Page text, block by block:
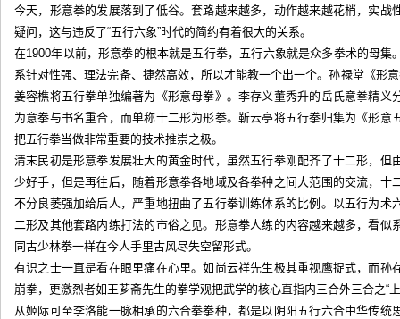
今天，形意拳的发展落到了低谷。套路越来越多，动作越来越花梢，实战
疑问，这与违反了“五行六象”时代的简约有着很大的关系。
在1900年以前，形意拳的根本就是五行拳，五行六象就是众多拳术的母
系针对性强、理法完备、捷然高效，所以才能教一个出一个。孙禄堂《形
姜容樵将五行拳单独编著为《形意母拳》。李存义董秀升的岳氏意拳精义
为意拳与书名重合，而单称十二形为形拳。靳云亭将五行拳归集为《形意
把五行拳当做非常重要的技术推崇之极。
清末民初是形意拳发展壮大的黄金时代，虽然五行拳刚配齐了十二形，但
少好手，但是再往后，随着形意拳各地域及各拳种之间大范围的交流，十
不分良萎强加给后人，严重地扭曲了五行拳训练体系的比例。以五行为术
二形及其他套路内练打法的市俗之见。形意拳人练的内容越来越多，看似
同古少林拳一样在今人手里古风尽失空留形式。
有识之士一直是看在眼里痛在心里。如尚云祥先生极其重视鹰捉式，而孙
崩拳，更激烈者如王芗斋先生的拳学观把武学的核心直指内三合外三合之“
从姬际可至李洛能一脉相承的六合拳拳种，都是以阴阳五行六合中华传统